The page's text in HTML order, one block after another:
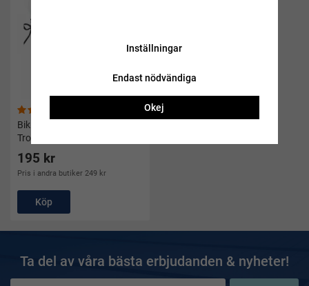
Bikiniunderdel med knyt -
Trofé
195 kr
Pris i andra butiker 249 kr
Köp
Ta del av våra bästa erbjudanden & nyheter!
Inställningar
Endast nödvändiga
Okej